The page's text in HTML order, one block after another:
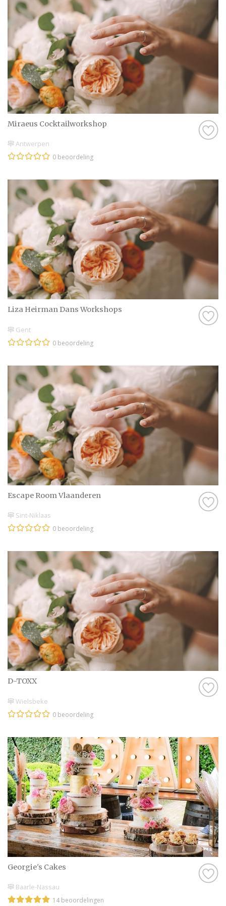
shaken.
Outdoor avonturen: Denk aan kajakken,
ziplinen of een spannende speurtocht.
Culinaire ervaringen: Geniet van een
diner in een exclusief restaurant, een
high tea of een kookworkshop.
Wellness en ontspanning: Breng een
dag door in een spa of kies voor een
yoga- of meditatiecursus.
Met de hulp van de professionals op
helemaal naar wens invullen. Zij zorgen
ervoor dat alles tot in de puntjes wordt
genieten.
Organiseer jouw ideale
vrijgezellenfeest
Het plannen van een vrijgezellenfeest kan
stressvol lijken, maar met de juiste hulp
wordt het een eitje. Bij Bruiloft.nl brengen
we je in contact met experts in België die je
helpen bij elke stap van het proces. Van het
kiezen van een locatie tot het bedenken van
jouw vrijgezellenfeest een succes wordt.
Miraeus Cocktailworkshop
Antwerpen
0 beoordeling
Liza Heirman Dans Workshops
Gent
0 beoordeling
Escape Room Vlaanderen
Sint-Niklaas
0 beoordeling
D-TOXX
Wielsbeke
0 beoordeling
Georgie's Cakes
Baarle-Nassau
14 beoordelingen